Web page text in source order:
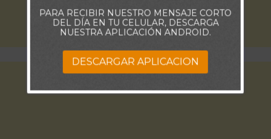
PARA RECIBIR NUESTRO MENSAJE CORTO
DEL DÍA EN TU CELULAR, DESCARGA
NUESTRA APLICACIÓN ANDROID.
DESCARGAR APLICACION